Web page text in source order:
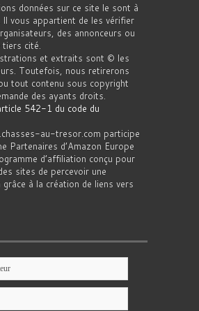
données sur ce site le sont à
vous appartient de les vérifier
des annonceurs ou
cité.
et extraits sont © les
Toutefois, nous retirerons
tout contenu sous copyright
des ayants droits.
542-1 du code du
au-tresor.com participe
Partenaires d’Amazon Europe
d’affiliation conçu pour
sites de percevoir une
à la création de liens vers